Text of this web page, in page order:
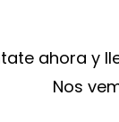
ahora y
Nos